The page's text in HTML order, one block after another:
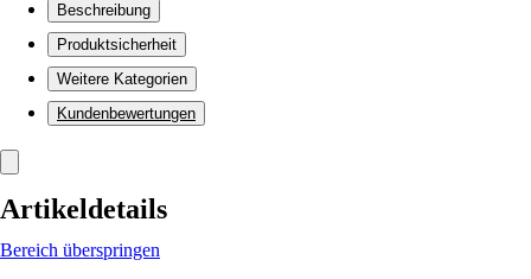
Beschreibung
Produktsicherheit
Weitere Kategorien
Kundenbewertungen
Artikeldetails
Bereich überspringen